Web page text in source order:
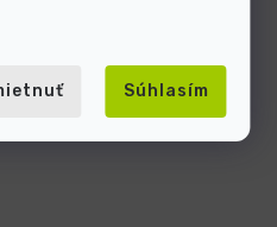
Súhlasím